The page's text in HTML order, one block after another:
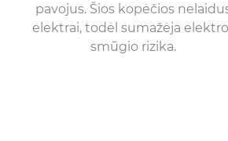
pavojus. Šios kopėčios
elektrai, todėl sumažėja
smūgio rizika.